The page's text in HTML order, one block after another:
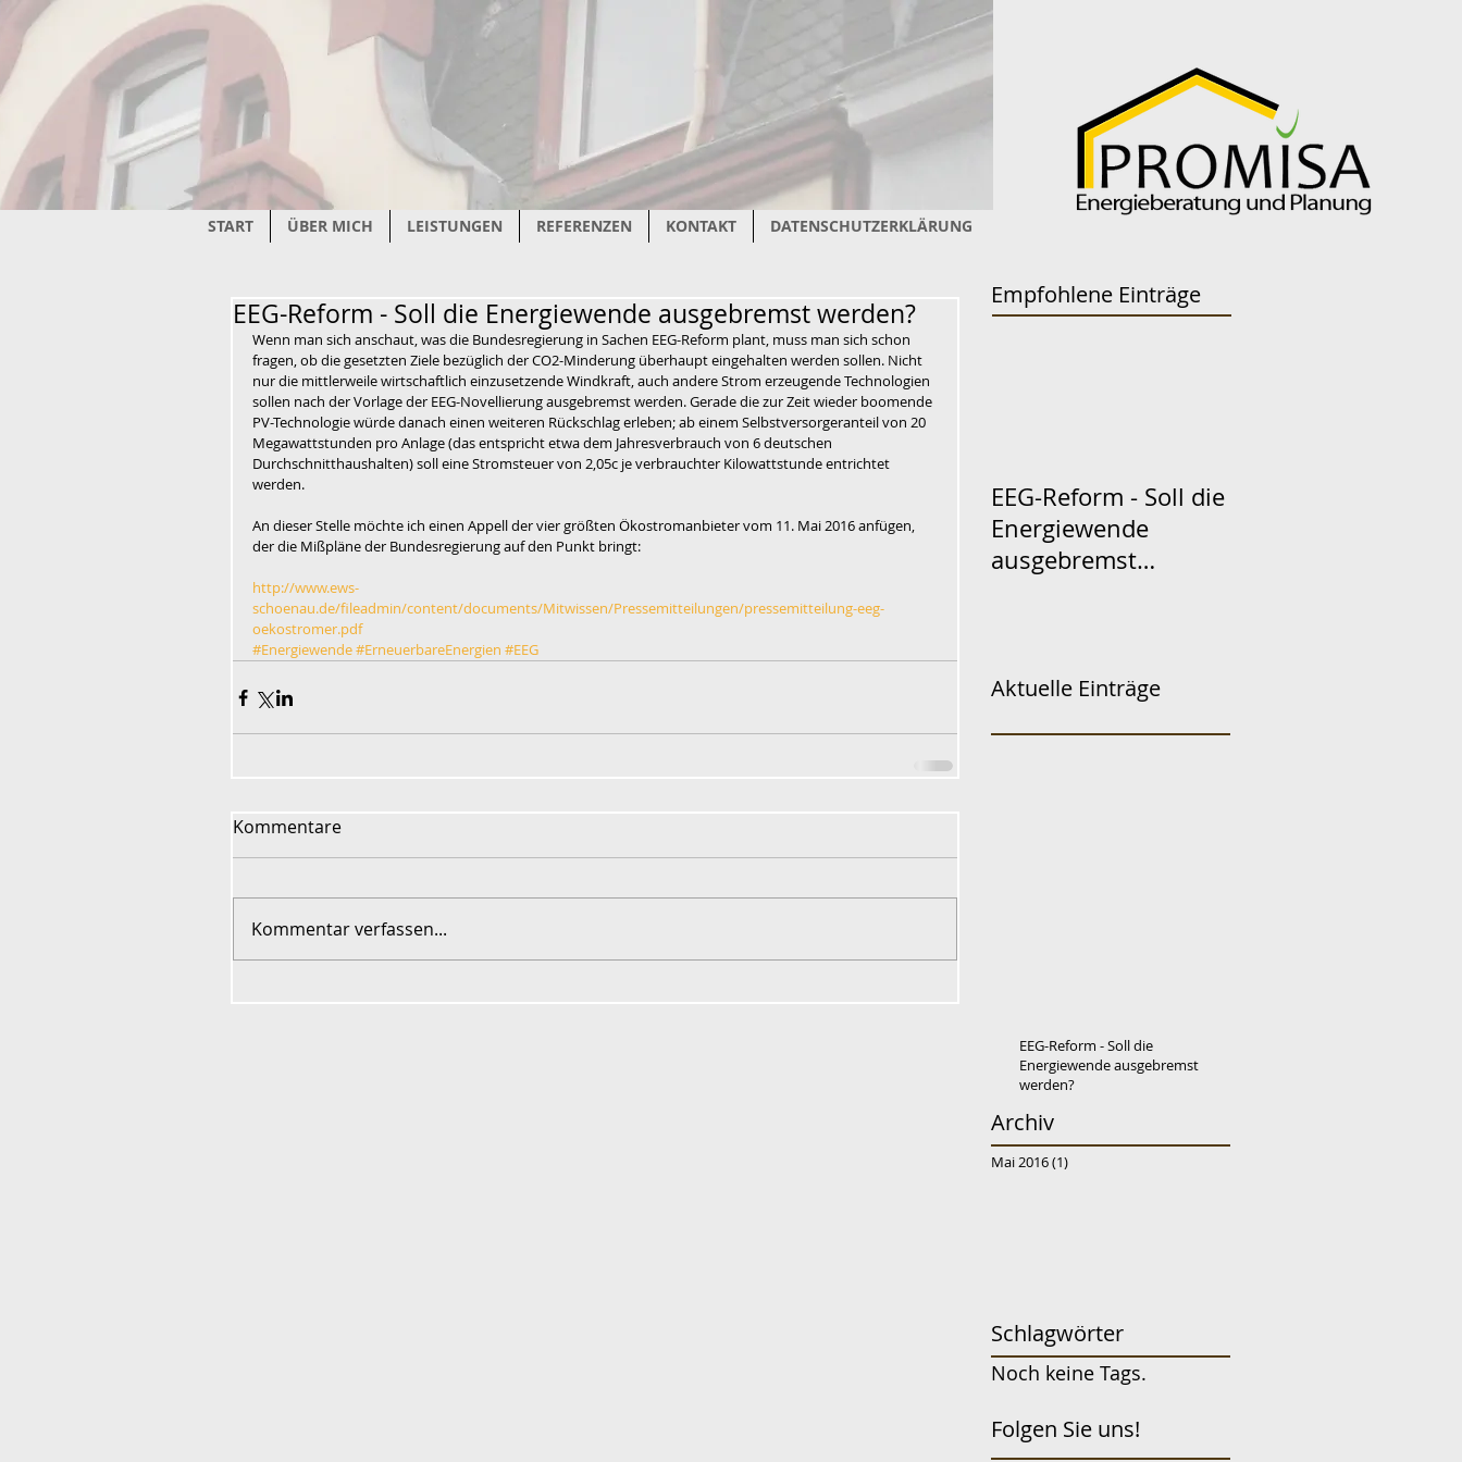
START ÜBER MICH LEISTUNGEN REFERENZEN KONTAKT DATENSCHUTZERKLÄRUNG
EEG-Reform - Soll die Energiewende ausgebremst werden?
Wenn man sich anschaut, was die Bundesregierung in Sachen EEG-Reform plant, muss man sich schon
fragen, ob die gesetzten Ziele bezüglich der CO2-Minderung überhaupt eingehalten werden sollen. Nicht
nur die mittlerweile wirtschaftlich einzusetzende Windkraft, auch andere Strom erzeugende Technologien
sollen nach der Vorlage der EEG-Novellierung ausgebremst werden. Gerade die zur Zeit wieder boomende
PV-Technologie würde danach einen weiteren Rückschlag erleben; ab einem Selbstversorgeranteil von 20
Megawattstunden pro Anlage (das entspricht etwa dem Jahresverbrauch von 6 deutschen
Durchschnitthaushalten) soll eine Stromsteuer von 2,05c je verbrauchter Kilowattstunde entrichtet
werden.
An dieser Stelle möchte ich einen Appell der vier größten Ökostromanbieter vom 11. Mai 2016 anfügen,
der die Mißpläne der Bundesregierung auf den Punkt bringt:
http://www.ews-
schoenau.de/fileadmin/content/documents/Mitwissen/Pressemitteilungen/pressemitteilung-eeg-
oekostromer.pdf
#Energiewende#ErneuerbareEnergien #EEG
Kommentare
Kommentar verfassen...
Empfohlene Einträge
EEG-Reform - Soll die
Energiewende
ausgebremst
Aktuelle Einträge
EEG-Reform - Soll die
Energiewende ausgebremst
werden?
Archiv
Mai 2016(1)
Schlagwörter
Noch keine Tags.
Folgen Sie uns!